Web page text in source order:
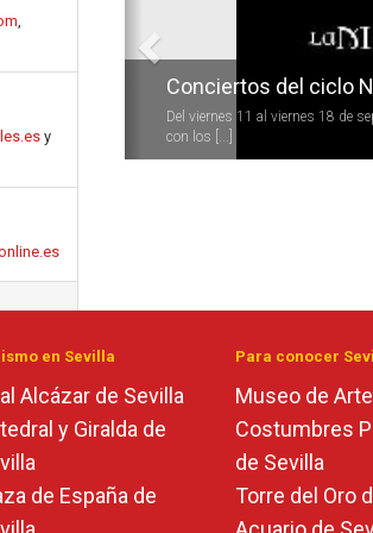
,
y
Conciertos del ciclo
Del viernes 11 al viernes 18 de
con los [...]
en Sevilla
Alcázar de Sevilla
y Giralda de
de España de
Para conocer
Museo de
Costumbres
de Sevilla
Torre del Oro